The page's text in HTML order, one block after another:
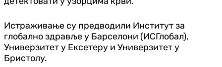
Истраживање су предводили Институт за
глобално здравље у Барселони (ИСГлобал),
Универзитет у Ексетеру и Универзитет у
Бристолу.